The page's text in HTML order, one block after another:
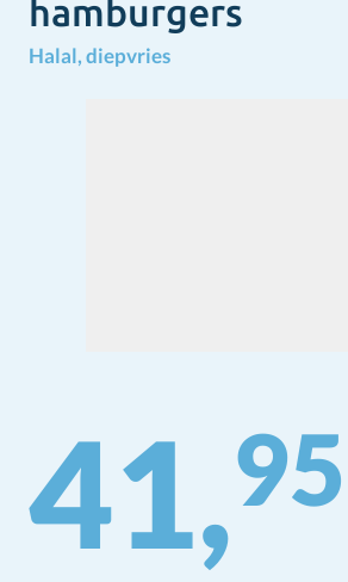
hamburgers
Halal, diepvries
41,95